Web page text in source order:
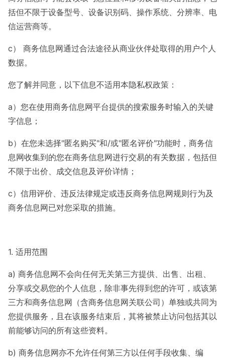
括但不限于设备型号、设备识别码、操作系统、分辨率、电
信运营商等。
c） 商务信息网通过合法途径从商业伙伴处取得的用户个人
数据。
您了解并同意，以下信息不适用本隐私权政策：
a）您在使用商务信息网平台提供的搜索服务时输入的关键
字信息；
b）在您未选择"匿名购买"和/或"匿名评价"功能时，商务信
息网收集到的您在商务信息网进行交易的有关数据，包括但
不限于出价、成交信息及评价详情；
c）信用评价、违反法律规定或违反商务信息网规则行为及
商务信息网已对您采取的措施。
1. 适用范围
a) 商务信息网不会向任何无关第三方提供、出售、出租、
分享或交易您的个人信息，除非事先得到您的许可，或该第
三方和商务信息网（含商务信息网关联公司）单独或共同为
您提供服务，且在该服务结束后，其将被禁止访问包括其以
前能够访问的所有这些资料。
b) 商务信息网亦不允许任何第三方以任何手段收集、编